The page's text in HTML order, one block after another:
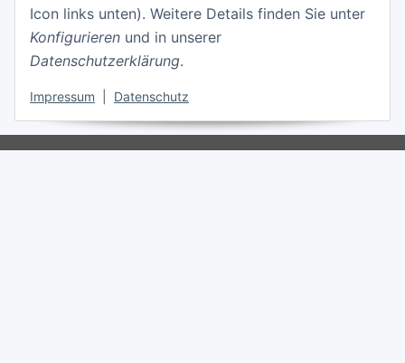
Icon links unten). Weitere Details finden Sie unter
Konfigurieren und in unserer
Datenschutzerklärung.
Impressum Datenschutz